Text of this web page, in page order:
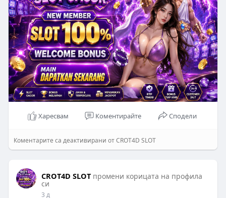
Click here to visit official site:
https://guinchofamiliaporto.org/
Харесвам Коментирайте Сподели
Коментарите са деактивирани от CROT4D SLOT
CROT4D SLOT промени корицата на профила
си
3 д